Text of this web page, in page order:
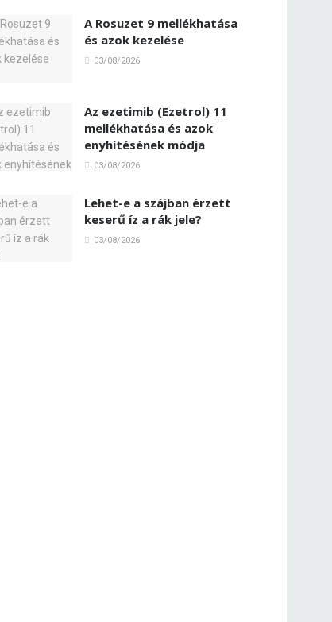
A Rosuzet 9 mellékhatása
és azok kezelése
03/08/2026
Az ezetimib (Ezetrol) 11
mellékhatása és azok
enyhítésének módja
03/08/2026
Lehet-e a szájban érzett
keserű íz a rák jele?
03/08/2026